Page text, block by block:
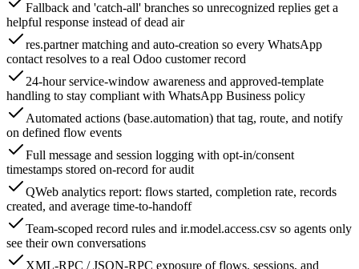
Fallback and 'catch-all' branches so unrecognized replies get a
helpful response instead of dead air
res.partner matching and auto-creation so every WhatsApp
contact resolves to a real Odoo customer record
24-hour service-window awareness and approved-template
handling to stay compliant with WhatsApp Business policy
Automated actions (base.automation) that tag, route, and notify
on defined flow events
Full message and session logging with opt-in/consent
timestamps stored on-record for audit
QWeb analytics report: flows started, completion rate, records
created, and average time-to-handoff
Team-scoped record rules and ir.model.access.csv so agents only
see their own conversations
XML-RPC / JSON-RPC exposure of flows, sessions, and